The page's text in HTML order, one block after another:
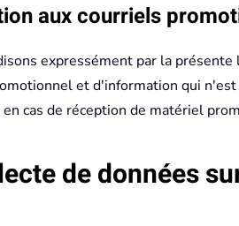
aux courriels
expressément par la
et d'information qui
en cas de réception de matériel
de données